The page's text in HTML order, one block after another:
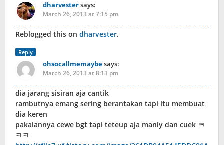
dharvestersays:
March 26, 2013 at 7:15 pm
Reblogged this on dharvester.
Reply
ohsocallmemaybesays:
March 26, 2013 at 8:13 pm
dia jarang sisiran aja cantik
rambutnya emang sering berantakan tapi itu membuat
dia keren
pakaiannya cewe bgt tapi teteup aja manly dan cuek ㅋ
ㅋㅋ